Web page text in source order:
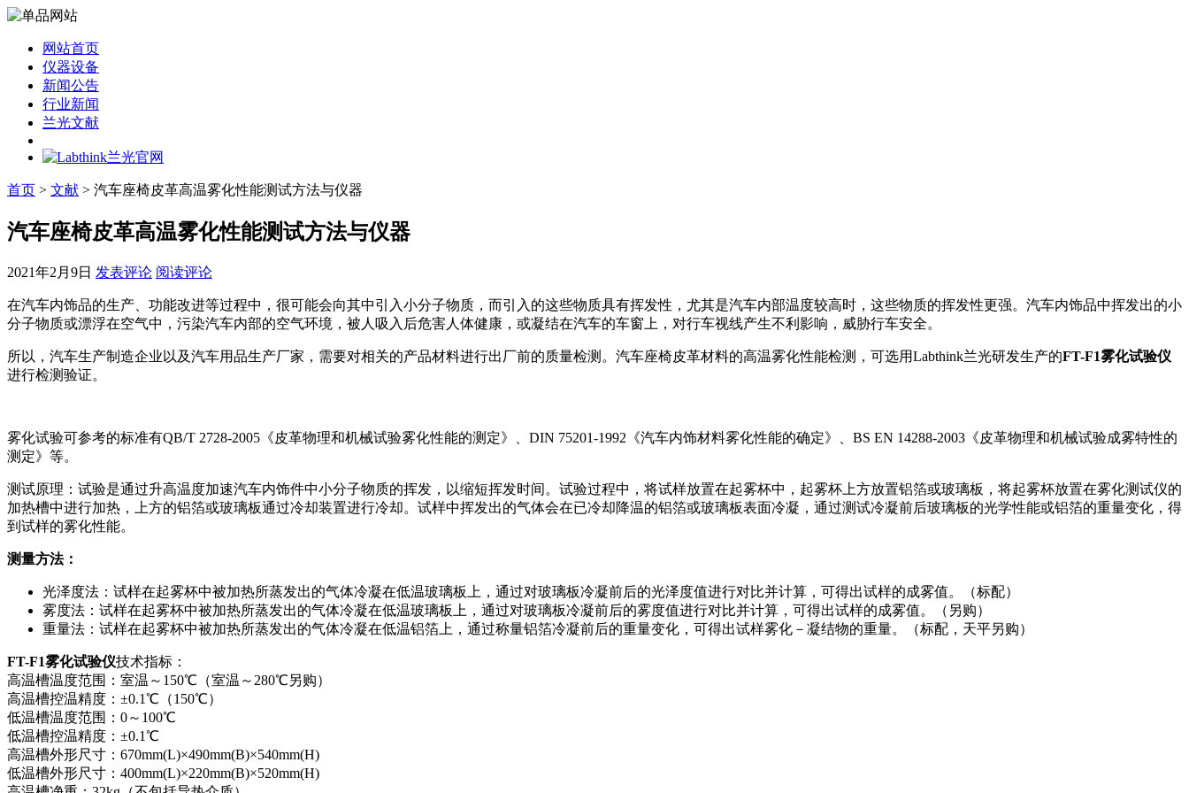
网站首页
仪器设备
新闻公告
行业新闻
兰光文献
首页 > 文献 > 汽车座椅皮革高温雾化性能测试方法与仪器
汽车座椅皮革高温雾化性能测试方法与仪器
2021年2月9日 发表评论 阅读评论
在汽车内饰品的生产、功能改进等过程中，很可能会向其中引入小分子物质，而引入的这些物质具有挥发性，尤其是汽车内部温度较高时，这些物质的挥发性更强。汽车内饰品中挥发出的小
分子物质或漂浮在空气中，污染汽车内部的空气环境，被人吸入后危害人体健康，或凝结在汽车的车窗上，对行车视线产生不利影响，威胁行车安全。
所以，汽车生产制造企业以及汽车用品生产厂家，需要对相关的产品材料进行出厂前的质量检测。汽车座椅皮革材料的高温雾化性能检测，可选用Labthink兰光研发生产的FT-F1雾化试验仪
进行检测验证。
雾化试验可参考的标准有QB/T 2728-2005《皮革物理和机械试验雾化性能的测定》、DIN 75201-1992《汽车内饰材料雾化性能的确定》、BS EN 14288-2003《皮革物理和机械试验成雾特性的
测定》等。
测试原理：试验是通过升高温度加速汽车内饰件中小分子物质的挥发，以缩短挥发时间。试验过程中，将试样放置在起雾杯中，起雾杯上方放置铝箔或玻璃板，将起雾杯放置在雾化测试仪的
加热槽中进行加热，上方的铝箔或玻璃板通过冷却装置进行冷却。试样中挥发出的气体会在已冷却降温的铝箔或玻璃板表面冷凝，通过测试冷凝前后玻璃板的光学性能或铝箔的重量变化，得
到试样的雾化性能。
测量方法：
光泽度法：试样在起雾杯中被加热所蒸发出的气体冷凝在低温玻璃板上，通过对玻璃板冷凝前后的光泽度值进行对比并计算，可得出试样的成雾值。（标配）
雾度法：试样在起雾杯中被加热所蒸发出的气体冷凝在低温玻璃板上，通过对玻璃板冷凝前后的雾度值进行对比并计算，可得出试样的成雾值。（另购）
重量法：试样在起雾杯中被加热所蒸发出的气体冷凝在低温铝箔上，通过称量铝箔冷凝前后的重量变化，可得出试样雾化－凝结物的重量。（标配，天平另购）
FT-F1雾化试验仪技术指标：
高温槽温度范围：室温～150℃（室温～280℃另购）
高温槽控温精度：±0.1℃（150℃）
低温槽温度范围：0～100℃
低温槽控温精度：±0.1℃
高温槽外形尺寸：670mm(L)×490mm(B)×540mm(H)
低温槽外形尺寸：400mm(L)×220mm(B)×520mm(H)